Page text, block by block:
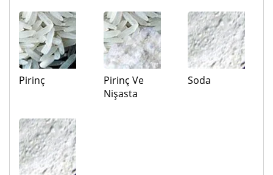
Pirinç
Pirinç Ve
Nişasta
Soda